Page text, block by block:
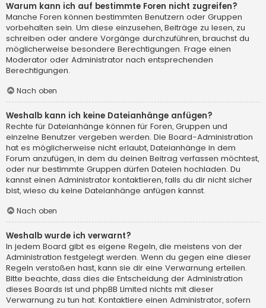
Warum kann ich auf bestimmte Foren nicht zugreifen?
Manche Foren können bestimmten Benutzern oder Gruppen
vorbehalten sein. Um diese einzusehen, Beiträge zu lesen, zu
schreiben oder andere Vorgänge durchzuführen, brauchst du
möglicherweise besondere Berechtigungen. Frage einen
Moderator oder Administrator nach entsprechenden
Berechtigungen.
Nach oben
Weshalb kann ich keine Dateianhänge anfügen?
Rechte für Dateianhänge können für Foren, Gruppen und
einzelne Benutzer vergeben werden. Die Board-Administration
hat es möglicherweise nicht erlaubt, Dateianhänge in dem
Forum anzufügen, in dem du deinen Beitrag verfassen möchtest,
oder nur bestimmte Gruppen dürfen Dateien hochladen. Du
kannst einen Administrator kontaktieren, falls du dir nicht sicher
bist, wieso du keine Dateianhänge anfügen kannst.
Nach oben
Weshalb wurde ich verwarnt?
In jedem Board gibt es eigene Regeln, die meistens von der
Administration festgelegt werden. Wenn du gegen eine dieser
Regeln verstoßen hast, kann sie dir eine Verwarnung erteilen.
Bitte beachte, dass dies die Entscheidung der Administration
dieses Boards ist und phpBB Limited nichts mit dieser
Verwarnung zu tun hat. Kontaktiere einen Administrator, sofern